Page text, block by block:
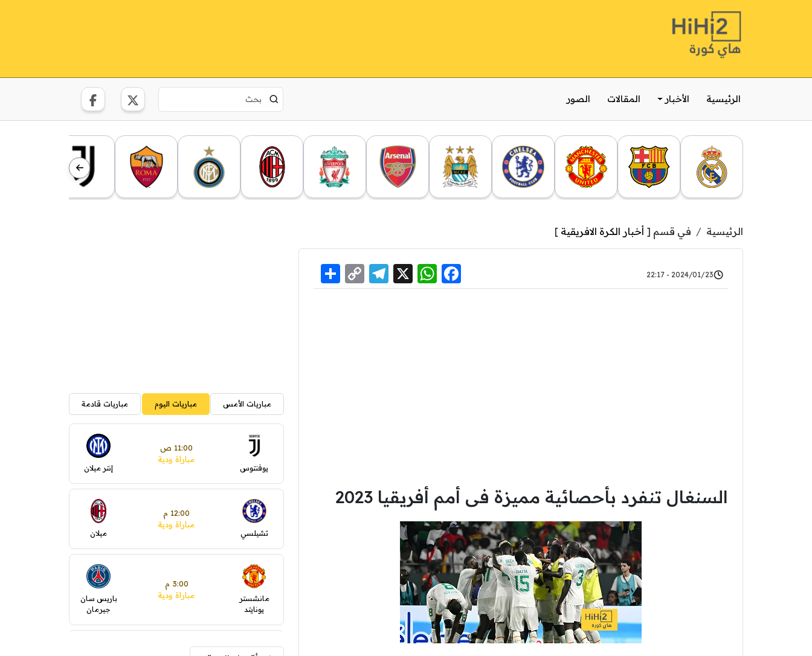
الرئيسية الأخبار المقالات الصور
الرئيسية في قسم [ أخبار الكرة الافريقية ]
2024/01/23 - 22:17
Facebook
WhatsApp
X
Telegram
Copy
Link
السنغال تنفرد بأحصائية مميزة فى أمم أفريقيا 2023
مباريات الأمس مباريات اليوم مباريات قادمة
يوفنتوس
11:00 ص
مباراة ودية
إنتر ميلان
تشيلسي
12:00 م
مباراة ودية
ميلان
مانشستر
يونايتد
3:00 م
مباراة ودية
باريس سان
جيرمان